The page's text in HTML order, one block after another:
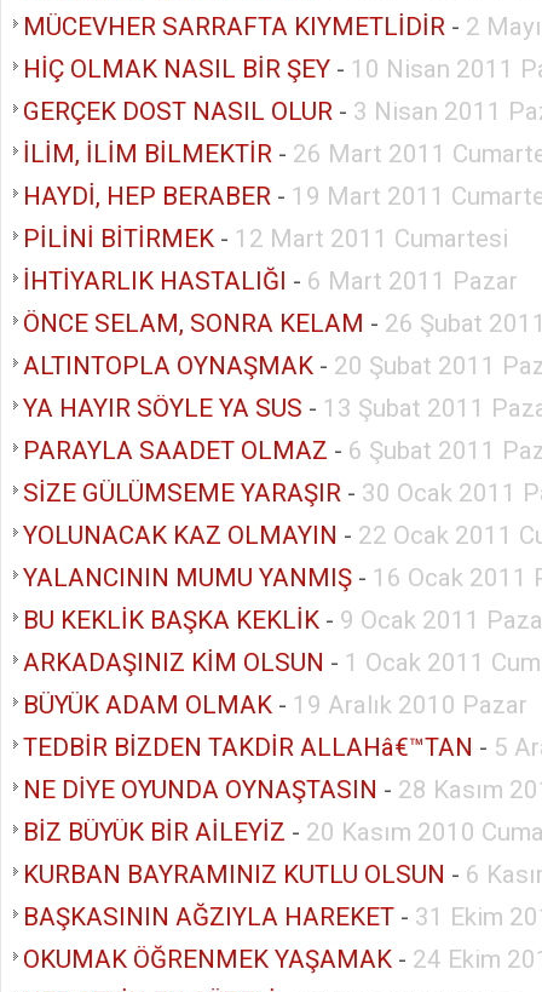
MÜCEVHER SARRAFTA KIYMETLİDİR - 2
HİÇ OLMAK NASIL BİR ŞEY - 10 Nisan 2011
GERÇEK DOST NASIL OLUR - 3 Nisan 2011
İLİM, İLİM BİLMEKTİR - 26 Mart 2011
HAYDİ, HEP BERABER - 19 Mart 2011
PİLİNİ BİTİRMEK - 12 Mart 2011 Cumartesi
İHTİYARLIK HASTALIĞI - 6 Mart 2011 Pazar
ÖNCE SELAM, SONRA KELAM - 26 Şubat
ALTINTOPLA OYNAŞMAK - 20 Şubat 2011
YA HAYIR SÖYLE YA SUS - 13 Şubat 2011
PARAYLA SAADET OLMAZ - 6 Şubat 2011
SİZE GÜLÜMSEME YARAŞIR - 30 Ocak 2011
YOLUNACAK KAZ OLMAYIN - 22 Ocak 2011
YALANCININ MUMU YANMIŞ - 16 Ocak 2011
BU KEKLİK BAŞKA KEKLİK - 9 Ocak 2011
ARKADAŞINIZ KİM OLSUN - 1 Ocak 2011
BÜYÜK ADAM OLMAK - 19 Aralık 2010 Pazar
TEDBİR BİZDEN TAKDİR ALLAHâ€™TAN - 5
NE DİYE OYUNDA OYNAŞTASIN - 28 Kasım
BİZ BÜYÜK BİR AİLEYİZ - 20 Kasım 2010
KURBAN BAYRAMINIZ KUTLU OLSUN - 6
BAŞKASININ AĞZIYLA HAREKET - 31 Ekim
OKUMAK ÖĞRENMEK YAŞAMAK - 24 Ekim